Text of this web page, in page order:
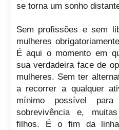
se torna um sonho
Sem profissões e sem
mulheres
É aqui o momento em
sua verdadeira face de
mulheres. Sem ter
a recorrer a qualquer
mínimo possível
sobrevivência e,
filhos. É o fim da